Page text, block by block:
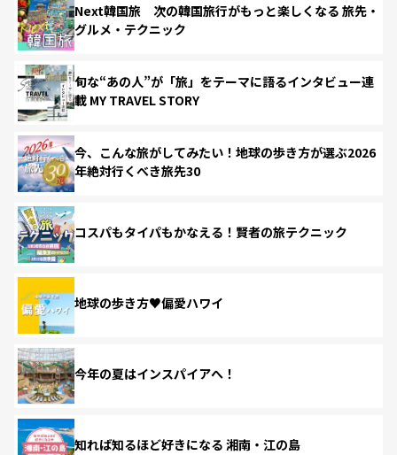
Next韓国旅 次の韓国旅行がもっと楽しくなる 旅先・
グルメ・テクニック
旬な“あの人”が「旅」をテーマに語るインタビュー連
載 MY TRAVEL STORY
今、こんな旅がしてみたい！地球の歩き方が選ぶ2026
年絶対行くべき旅先30
コスパもタイパもかなえる！賢者の旅テクニック
地球の歩き方♥偏愛ハワイ
今年の夏はインスパイアへ！
知れば知るほど好きになる 湘南・江の島